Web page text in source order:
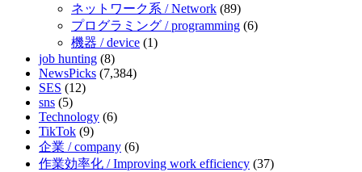
ネットワーク系 / Network (89)
プログラミング / programming (6)
機器 / device (1)
job hunting (8)
NewsPicks (7,384)
SES (12)
sns (5)
Technology (6)
TikTok (9)
企業 / company (6)
作業効率化 / Improving work efficiency (37)